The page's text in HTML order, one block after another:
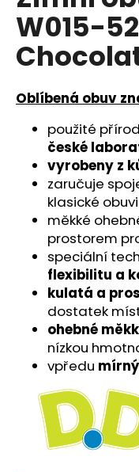
0,0
z
5
hvězdiček.
W015-
Oblíbená obuv
použité
české
vyrobeny z
zaručuje
klasické obuvi
měkké
prostorem
speciální
flexibilitu a
kulatá a
dostatek
ohebné
nízkou
vpředu
a
j
í
?